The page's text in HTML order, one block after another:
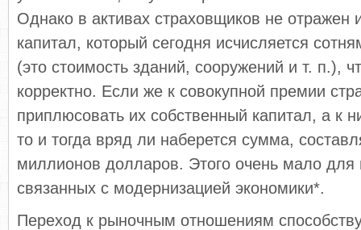
Однако в активах страховщиков не отражен
капитал, который сегодня исчисляется
(это стоимость зда­ний, сооружений и т. п.),
корректно. Если же к совокупной премии
приплюсовать их собственный капитал, а к
то и тогда вряд ли наберется сумма,
миллионов долларов. Этого очень мало для
связанных с модернизацией экономики*.
Переход к рыночным отношениям